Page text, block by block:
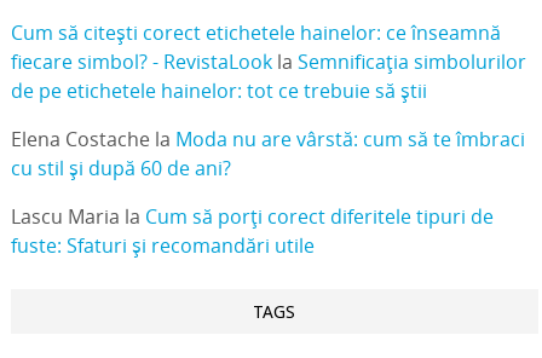
Cum să citești corect etichetele hainelor: ce înseamnă
fiecare simbol? - RevistaLookla Semnificația simbolurilor
de pe etichetele hainelor: tot ce trebuie să știi
Elena Costachela Moda nu are vârstă: cum să te îmbraci
cu stil și după 60 de ani?
Lascu Maria la Cum să porți corect diferitele tipuri de
fuste: Sfaturi și recomandări utile
TAGS